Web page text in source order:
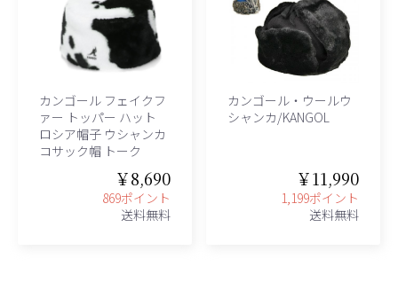
カンゴール フェイクフ
ァー トッパー ハット
ロシア帽子 ウシャンカ
コサック帽 トーク
￥8,690
869ポイント
送料無料
カンゴール・ウールウ
シャンカ/KANGOL
￥11,990
1,199ポイント
送料無料